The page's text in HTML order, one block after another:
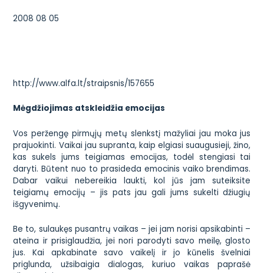
2008 08 05
http://www.alfa.lt/straipsnis/157655
Mėgdžiojimas atskleidžia emocijas
Vos peržengę pirmųjų metų slenkstį mažyliai jau moka jus
prajuokinti. Vaikai jau supranta, kaip elgiasi suaugusieji, žino,
kas sukels jums teigiamas emocijas, todėl stengiasi tai
daryti. Būtent nuo to prasideda emocinis vaiko brendimas.
Dabar vaikui nebereikia laukti, kol jūs jam suteiksite
teigiamų emocijų – jis pats jau gali jums sukelti džiugių
išgyvenimų.
Be to, sulaukęs pusantrų vaikas – jei jam norisi apsikabinti –
ateina ir prisiglaudžia, jei nori parodyti savo meilę, glosto
jus. Kai apkabinate savo vaikelį ir jo kūnelis švelniai
priglunda, užsibaigia dialogas, kuriuo vaikas paprašė